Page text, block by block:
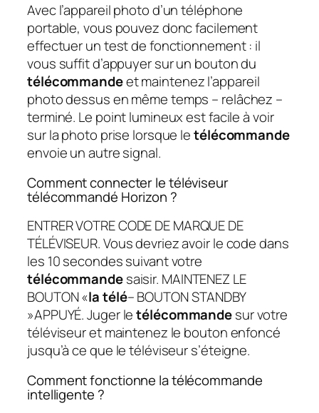
Avec l’appareil photo d’un téléphone
portable, vous pouvez donc facilement
effectuer un test de fonctionnement : il
vous suffit d’appuyer sur un bouton du
télécommandeet maintenez l’appareil
photo dessus en même temps – relâchez –
terminé. Le point lumineux est facile à voir
sur la photo prise lorsque letélécommande
envoie un autre signal.
Comment connecter le téléviseur
télécommandé Horizon ?
ENTRER VOTRE CODE DE MARQUE DE
TÉLÉVISEUR. Vous devriez avoir le code dans
les 10 secondes suivant votre
télécommandesaisir. MAINTENEZ LE
BOUTON «la télé– BOUTON STANDBY
»APPUYÉ. Juger letélécommandesur votre
téléviseur et maintenez le bouton enfoncé
jusqu’à ce que le téléviseur s’éteigne.
Comment fonctionne la télécommande
intelligente ?